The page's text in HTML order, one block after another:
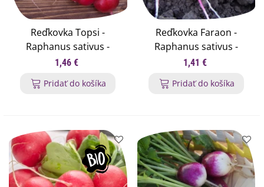
Reďkovka Topsi -
Raphanus sativus -
semená reďkovky - 100
1,46 €
Pridať do košíka
Reďkovka Faraon -
Raphanus sativus -
semená reďkovky - 300
1,41 €
Pridať do košíka